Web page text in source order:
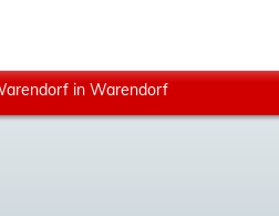
in Warendorf